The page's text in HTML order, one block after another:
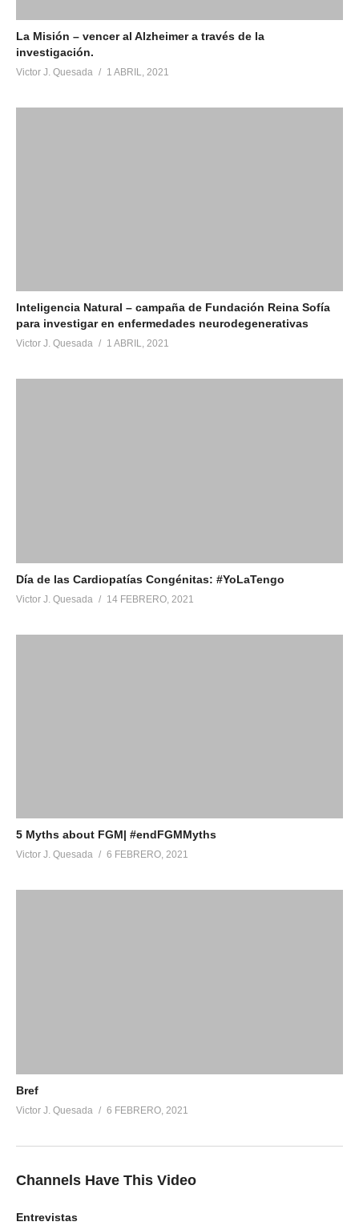
La Misión – vencer al Alzheimer a través de la
investigación.
Victor J. Quesada 1 ABRIL, 2021
Inteligencia Natural – campaña de Fundación Reina Sofía
para investigar en enfermedades neurodegenerativas
Victor J. Quesada 1 ABRIL, 2021
Día de las Cardiopatías Congénitas: #YoLaTengo
Victor J. Quesada 14 FEBRERO, 2021
5 Myths about FGM| #endFGMMyths
Victor J. Quesada 6 FEBRERO, 2021
Bref
Victor J. Quesada 6 FEBRERO, 2021
Channels Have This Video
Entrevistas